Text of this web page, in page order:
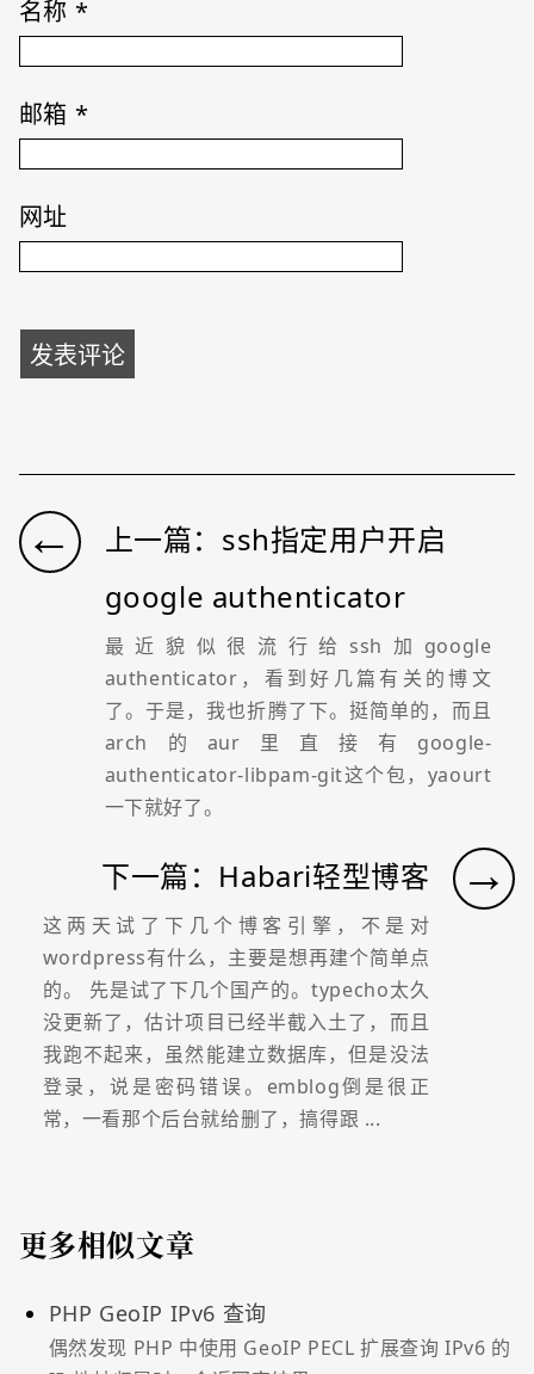
名称 *
邮箱 *
网址
←
上一篇：ssh指定用户开启
google authenticator
最近貌似很流行给ssh加google
authenticator，看到好几篇有关的博文
了。于是，我也折腾了下。挺简单的，而且
arch的aur里直接有google-
authenticator-libpam-git这个包，yaourt
一下就好了。
→
下一篇：Habari轻型博客
这两天试了下几个博客引擎，不是对
wordpress有什么，主要是想再建个简单点
的。 先是试了下几个国产的。typecho太久
没更新了，估计项目已经半截入土了，而且
我跑不起来，虽然能建立数据库，但是没法
登录，说是密码错误。emblog倒是很正
常，一看那个后台就给删了，搞得跟 ...
更多相似文章
PHP GeoIP IPv6 查询
偶然发现 PHP 中使用 GeoIP PECL 扩展查询 IPv6 的